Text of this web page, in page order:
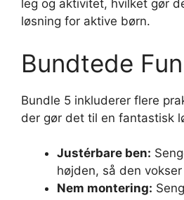
leg og aktivitet, hvilket gør
løsning for aktive børn.
Bundtede
Bundle 5 inkluderer flere
der gør det til en fantastisk
Justérbare ben:
højden, så den
Nem montering: